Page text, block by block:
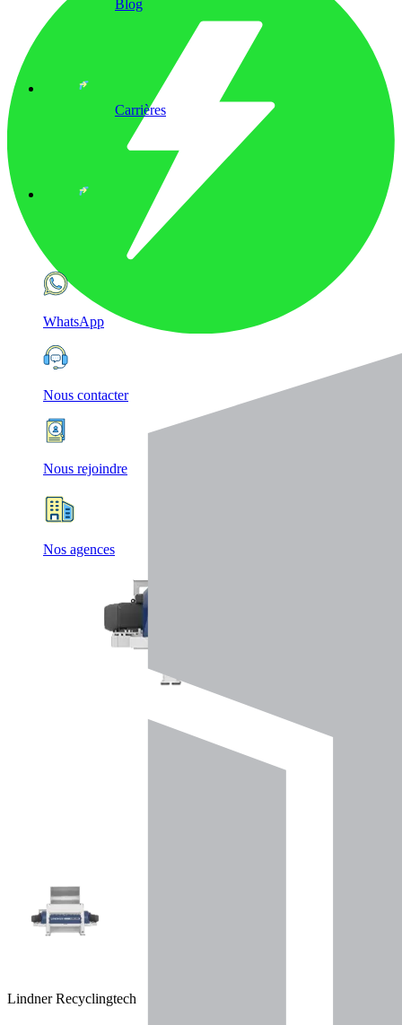
Blog
Carrières
WhatsApp
Nous contacter
Nous rejoindre
Nos agences
Lindner Recyclingtech